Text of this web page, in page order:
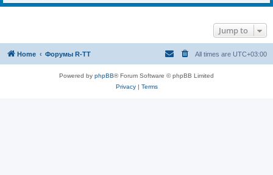
Jump to
Home Форумы R-TT All times are UTC+03:00
Powered by phpBB® Forum Software © phpBB Limited
Privacy| Terms